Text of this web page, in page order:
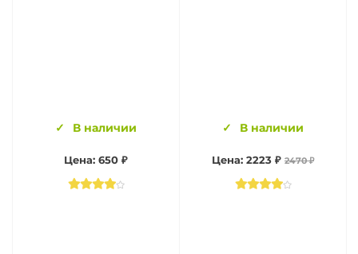
В наличии
Цена: 650 ₽
В наличии
Цена: 2223 ₽ 2470 ₽